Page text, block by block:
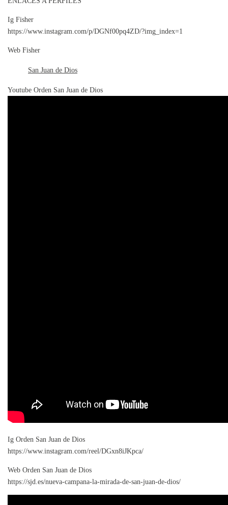
Ig Fisher
https://www.instagram.com/p/DGNf00pq4ZD/?img_index=1
Web Fisher
San Juan de Dios
Youtube Orden San Juan de Dios
Ig Orden San Juan de Dios
https://www.instagram.com/reel/DGxn8iJKpca/
Web Orden San Juan de Dios
https://sjd.es/nueva-campana-la-mirada-de-san-juan-de-dios/